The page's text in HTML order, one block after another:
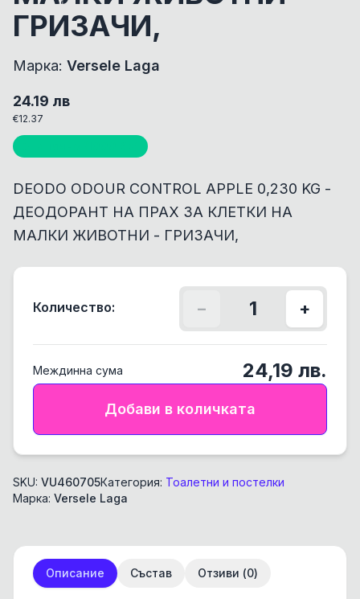
ГРИЗАЧИ,
Марка: Versele Laga
24.19 лв
€12.37
DEODO ODOUR CONTROL APPLE 0,230 KG -
ДЕОДОРАНТ НА ПРАХ ЗА КЛЕТКИ НА
МАЛКИ ЖИВОТНИ - ГРИЗАЧИ,
Количество: − 1 +
Междинна сума 24,19 лв.
Добави в количката
SKU: VU460705Категория: Тоалетни и постелки
Марка: Versele Laga
Описание Състав Отзиви (0)